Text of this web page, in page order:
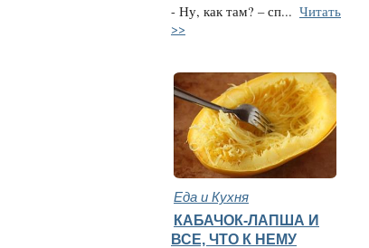
- Ну, как там? – сп... Читать
>>
Еда и Кухня
КАБАЧОК-ЛАПША И
ВСЕ, ЧТО К НЕМУ